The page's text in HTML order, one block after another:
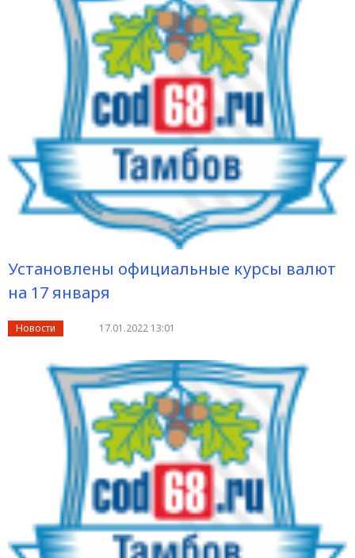
Установлены официальные курсы валют
на 17 января
Новости 17.01.2022 13:01